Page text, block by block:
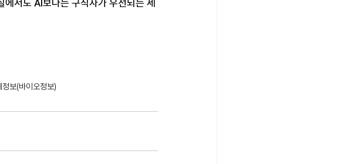
서도 AI보다는 구직자가 우선되는 세
정보(바이오정보)